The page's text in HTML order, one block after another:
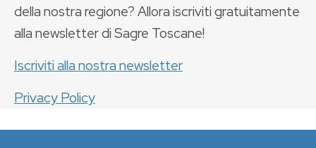
della nostra regione? Allora iscriviti gratuitamente
alla newsletter di Sagre Toscane!
Iscriviti alla nostra newsletter
Privacy Policy